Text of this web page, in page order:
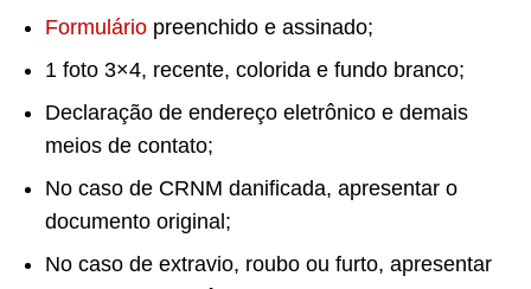
Formulário preenchido e assinado;
1 foto 3×4, recente, colorida e fundo branco;
Declaração de endereço eletrônico e demais
meios de contato;
No caso de CRNM danificada, apresentar o
documento original;
No caso de extravio, roubo ou furto, apresentar